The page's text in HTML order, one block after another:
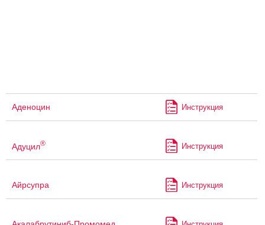
Аденоцин Инструкция
Адуцил® Инструкция
Айрсупра Инструкция